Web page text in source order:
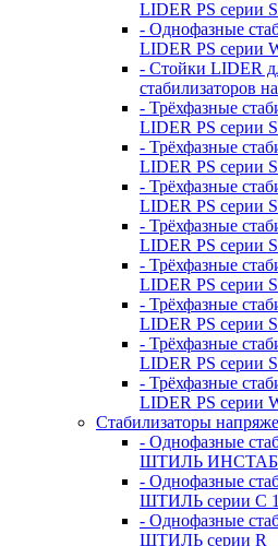
LIDER PS серии
- Однофазные
LIDER PS серии
- Стойки LIDER
стабилизаторов
- Трёхфазные
LIDER PS серии
- Трёхфазные
LIDER PS серии
- Трёхфазные
LIDER PS серии
- Трёхфазные
LIDER PS серии
- Трёхфазные
LIDER PS серии
- Трёхфазные
LIDER PS серии
- Трёхфазные
LIDER PS серии
- Трёхфазные
LIDER PS серии
Стабилизаторы
- Однофазные
ШТИЛЬ ИНСТАБ
- Однофазные
ШТИЛЬ серии C
- Однофазные
ШТИЛЬ серии R